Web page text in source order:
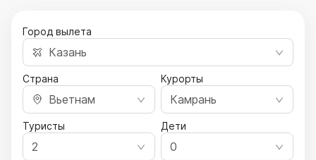
Город вылета
Казань
Страна
Вьетнам
Курорты
Камрань
Туристы
2
Дети
0